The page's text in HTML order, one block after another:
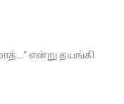
என்று தயங்கி